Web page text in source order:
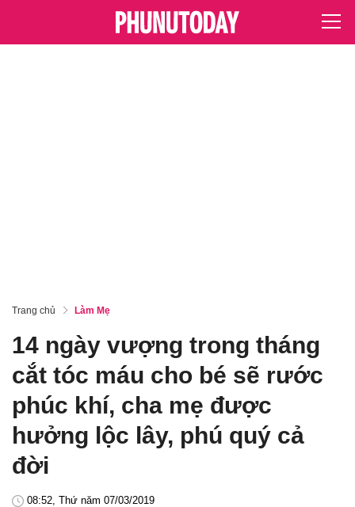
Trang chủ Làm Mẹ
14 ngày vượng trong tháng
cắt tóc máu cho bé sẽ rước
phúc khí, cha mẹ được
hưởng lộc lây, phú quý cả
đời
08:52, Thứ năm 07/03/2019